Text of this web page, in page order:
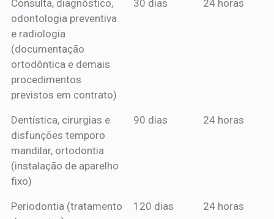
mensal*
de crédito
Consulta, diagnóstico,
odontologia preventiva
e radiologia
(documentação
ortodôntica e demais
procedimentos
previstos em contrato)
30 dias 24 horas
Dentística, cirurgias e
disfunções temporo
mandilar, ortodontia
(instalação de aparelho
fixo)
90 dias 24 horas
Periodontia (tratamento
120 dias 24 horas